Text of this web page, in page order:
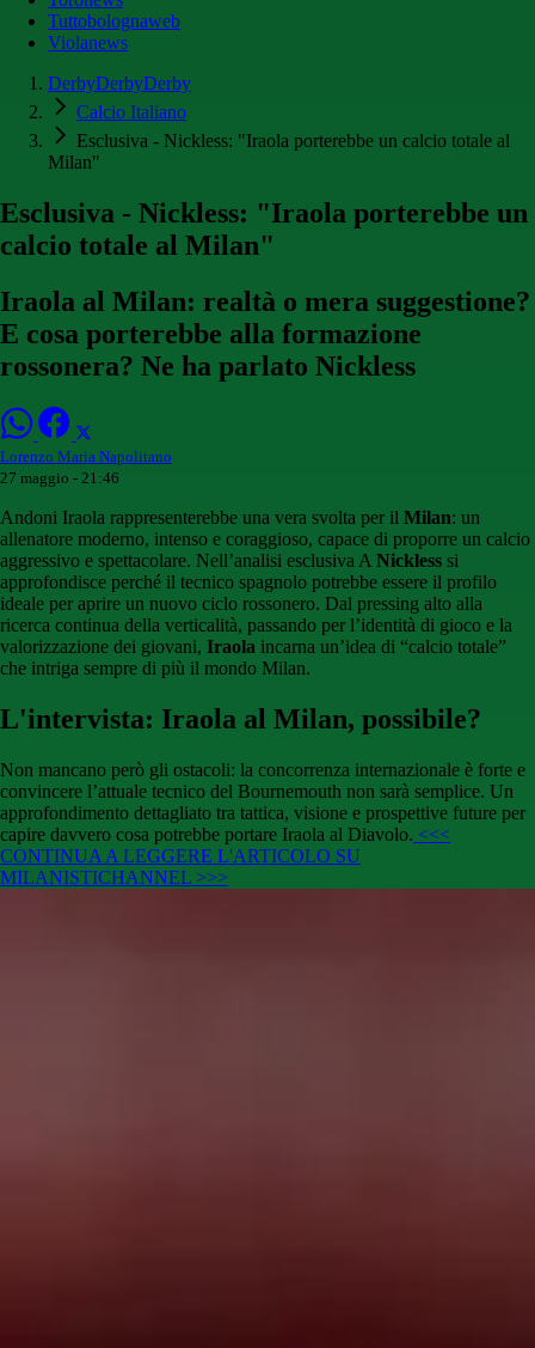
Tuttobolognaweb
Violanews
DerbyDerbyDerby
Calcio Italiano
Esclusiva - Nickless: "Iraola porterebbe un calcio totale al
Milan"
Esclusiva - Nickless: "Iraola porterebbe un
calcio totale al Milan"
Iraola al Milan: realtà o mera suggestione?
E cosa porterebbe alla formazione
rossonera? Ne ha parlato Nickless
Lorenzo Maria Napolitano
27 maggio - 21:46
Andoni Iraola rappresenterebbe una vera svolta per il Milan: un
allenatore moderno, intenso e coraggioso, capace di proporre un calcio
aggressivo e spettacolare. Nell’analisi esclusiva A Nickless si
approfondisce perché il tecnico spagnolo potrebbe essere il profilo
ideale per aprire un nuovo ciclo rossonero. Dal pressing alto alla
ricerca continua della verticalità, passando per l’identità di gioco e la
valorizzazione dei giovani, Iraola incarna un’idea di “calcio totale”
che intriga sempre di più il mondo Milan.
L'intervista: Iraola al Milan, possibile?
Non mancano però gli ostacoli: la concorrenza internazionale è forte e
convincere l’attuale tecnico del Bournemouth non sarà semplice. Un
approfondimento dettagliato tra tattica, visione e prospettive future per
capire davvero cosa potrebbe portare Iraola al Diavolo. <<<
CONTINUA A LEGGERE L'ARTICOLO SU
MILANISTICHANNEL >>>